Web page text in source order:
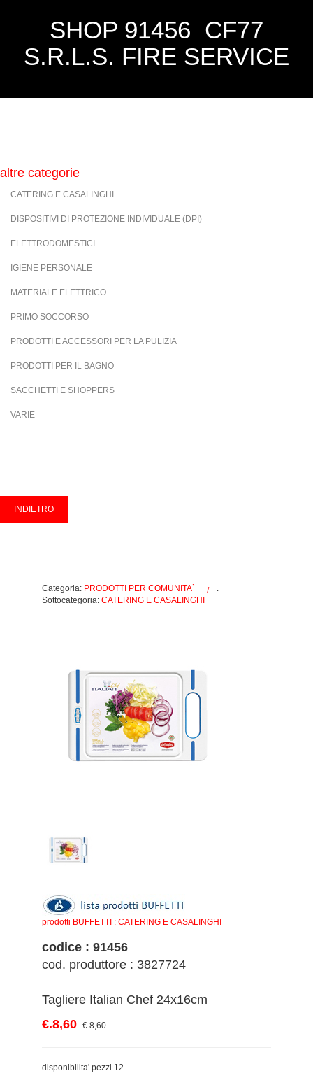
SHOP 91456 CF77
S.R.L.S. FIRE SERVICE
altre categorie
CATERING E CASALINGHI
DISPOSITIVI DI PROTEZIONE INDIVIDUALE (DPI)
ELETTRODOMESTICI
IGIENE PERSONALE
MATERIALE ELETTRICO
PRIMO SOCCORSO
PRODOTTI E ACCESSORI PER LA PULIZIA
PRODOTTI PER IL BAGNO
SACCHETTI E SHOPPERS
VARIE
Categoria: PRODOTTI PER COMUNITA`
Sottocategoria: CATERING E CASALINGHI
prodotti BUFFETTI : CATERING E CASALINGHI
codice : 91456
cod. produttore : 3827724
Tagliere Italian Chef 24x16cm
€.8,60 €.8,60
disponibilita' pezzi 12